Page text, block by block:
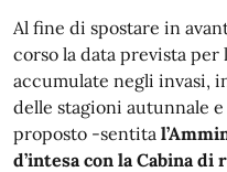
Al fine di spostare in
corso la data prevista per
accumulate negli invasi,
delle stagioni autunnale
proposto -sentita
d’intesa con la Cabina di